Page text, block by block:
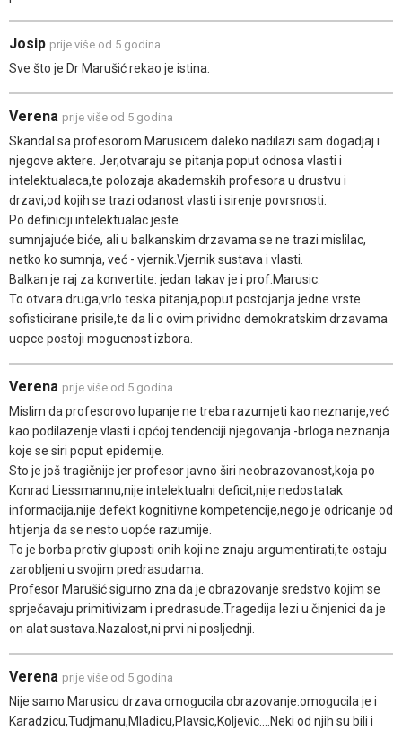
Josip prije više od 5 godina
Sve što je Dr Marušić rekao je istina.
Verena prije više od 5 godina
Skandal sa profesorom Marusicem daleko nadilazi sam dogadjaj i
njegove aktere. Jer,otvaraju se pitanja poput odnosa vlasti i
intelektualaca,te polozaja akademskih profesora u drustvu i
drzavi,od kojih se trazi odanost vlasti i sirenje povrsnosti.
Po definiciji intelektualac jeste
sumnjajuće biće, ali u balkanskim drzavama se ne trazi mislilac,
netko ko sumnja, već - vjernik.Vjernik sustava i vlasti.
Balkan je raj za konvertite: jedan takav je i prof.Marusic.
To otvara druga,vrlo teska pitanja,poput postojanja jedne vrste
sofisticirane prisile,te da li o ovim prividno demokratskim drzavama
uopce postoji mogucnost izbora.
Verena prije više od 5 godina
Mislim da profesorovo lupanje ne treba razumjeti kao neznanje,već
kao podilazenje vlasti i općoj tendenciji njegovanja -brloga neznanja
koje se siri poput epidemije.
Sto je još tragičnije jer profesor javno širi neobrazovanost,koja po
Konrad Liessmannu,nije intelektualni deficit,nije nedostatak
informacija,nije defekt kognitivne kompetencije,nego je odricanje od
htijenja da se nesto uopće razumije.
To je borba protiv gluposti onih koji ne znaju argumentirati,te ostaju
zarobljeni u svojim predrasudama.
Profesor Marušić sigurno zna da je obrazovanje sredstvo kojim se
sprječavaju primitivizam i predrasude.Tragedija lezi u činjenici da je
on alat sustava.Nazalost,ni prvi ni posljednji.
Verena prije više od 5 godina
Nije samo Marusicu drzava omogucila obrazovanje:omogucila je i
Karadzicu,Tudjmanu,Mladicu,Plavsic,Koljevic....Neki od njih su bili i